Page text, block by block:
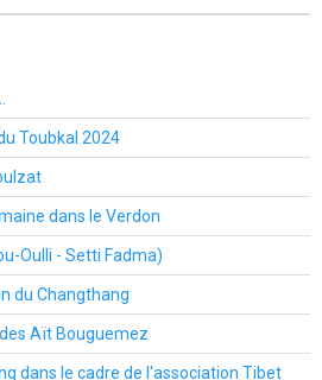
Toubkal 2024
dans le Verdon
Oulli - Setti Fadma)
du Changthang
Aït Bouguemez
dans le cadre de l'association Tibet